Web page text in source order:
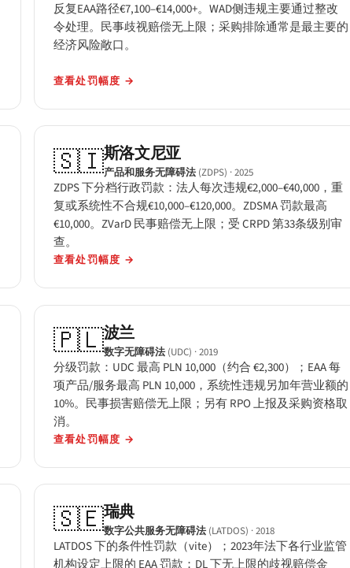
反复EAA路径€7,100–€14,000+。WAD侧违规主要通过整改
令处理。民事歧视赔偿无上限；采购排除通常是最主要的
经济风险敞口。
查看处罚幅度 →
🇸🇮斯洛文尼亚
产品和服务无障碍法 (ZDPS) · 2025
ZDPS 下分档行政罚款：法人每次违规€2,000–€40,000，重
复或系统性不合规€10,000–€120,000。ZDSMA 罚款最高
€10,000。ZVarD 民事赔偿无上限；受 CRPD 第33条级别审
查。
查看处罚幅度 →
🇵🇱波兰
数字无障碍法 (UDC) · 2019
分级罚款：UDC 最高 PLN 10,000（约合 €2,300）；EAA 每
项产品/服务最高 PLN 10,000，系统性违规另加年营业额的
10%。民事损害赔偿无上限；另有 RPO 上报及采购资格取
消。
查看处罚幅度 →
🇸🇪瑞典
数字公共服务无障碍法 (LATDOS) · 2018
LATDOS 下的条件性罚款（vite）；2023年法下各行业监管
机构设定上限的 EAA 罚款；DL 下无上限的歧视赔偿金